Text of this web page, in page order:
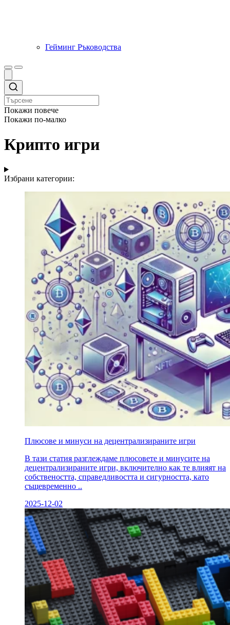
Гейминг Ръководства
Покажи повече
Покажи по-малко
Крипто игри
Избрани категории:
Плюсове и минуси на децентрализираните игри
В тази статия разглеждаме плюсовете и минусите на
децентрализираните игри, включително как те влияят на
собствеността, справедливостта и сигурността, като
същевременно ..
2025-12-02